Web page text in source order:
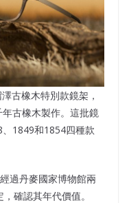
古橡木特別款鏡架，
古橡木製作。這批鏡
1849和1854四種款
過丹麥國家博物館兩
確認其年代價值。